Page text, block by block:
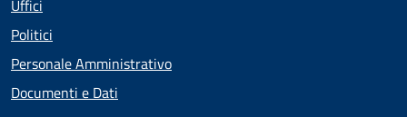
Uffici
Politici
Personale Amministrativo
Documenti e Dati